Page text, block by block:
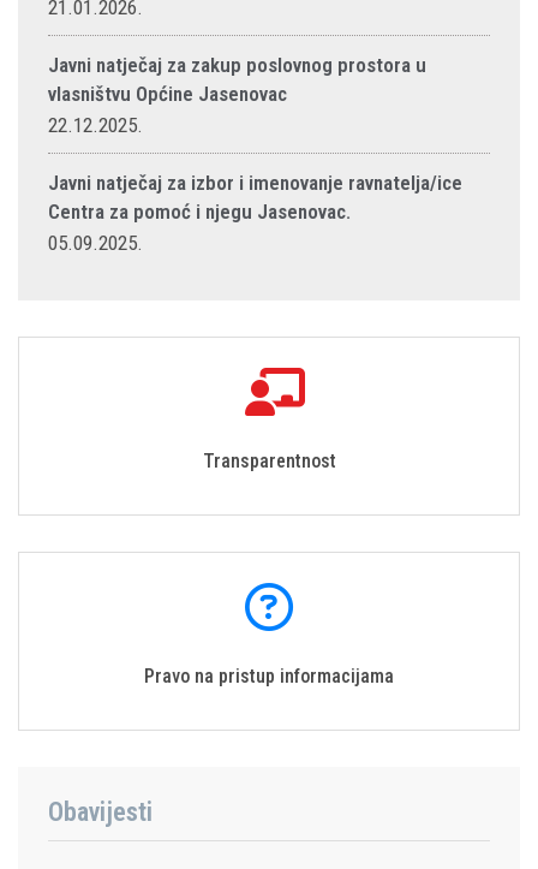
21.01.2026.
Javni natječaj za zakup poslovnog prostora u
vlasništvu Općine Jasenovac
22.12.2025.
Javni natječaj za izbor i imenovanje ravnatelja/ice
Centra za pomoć i njegu Jasenovac.
05.09.2025.
Transparentnost
Pravo na pristup informacijama
Obavijesti